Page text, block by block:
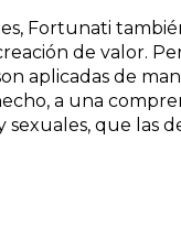
Fortunati
de valor.
aplicadas de
a una
sexuales, que